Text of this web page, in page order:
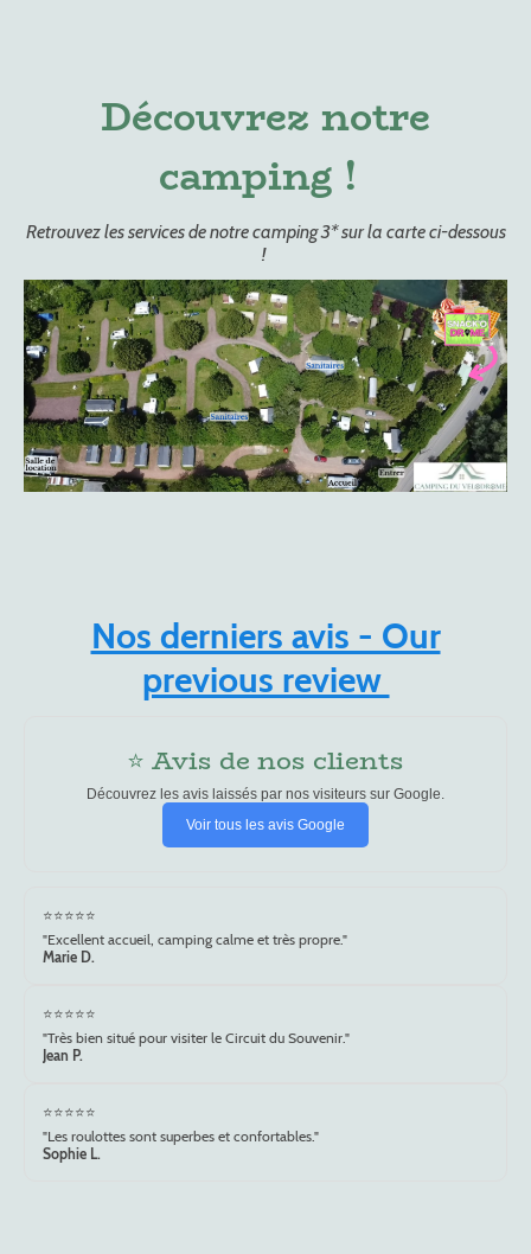
Découvrez notre
camping !
Retrouvez les services de notre camping 3* sur la carte ci-dessous
!
Nos derniers avis - Our
previous review
⭐ Avis de nos clients
Découvrez les avis laissés par nos visiteurs sur Google.
Voir tous les avis Google
⭐⭐⭐⭐⭐
"Excellent accueil, camping calme et très propre."
Marie D.
⭐⭐⭐⭐⭐
"Très bien situé pour visiter le Circuit du Souvenir."
Jean P.
⭐⭐⭐⭐⭐
"Les roulottes sont superbes et confortables."
Sophie L.